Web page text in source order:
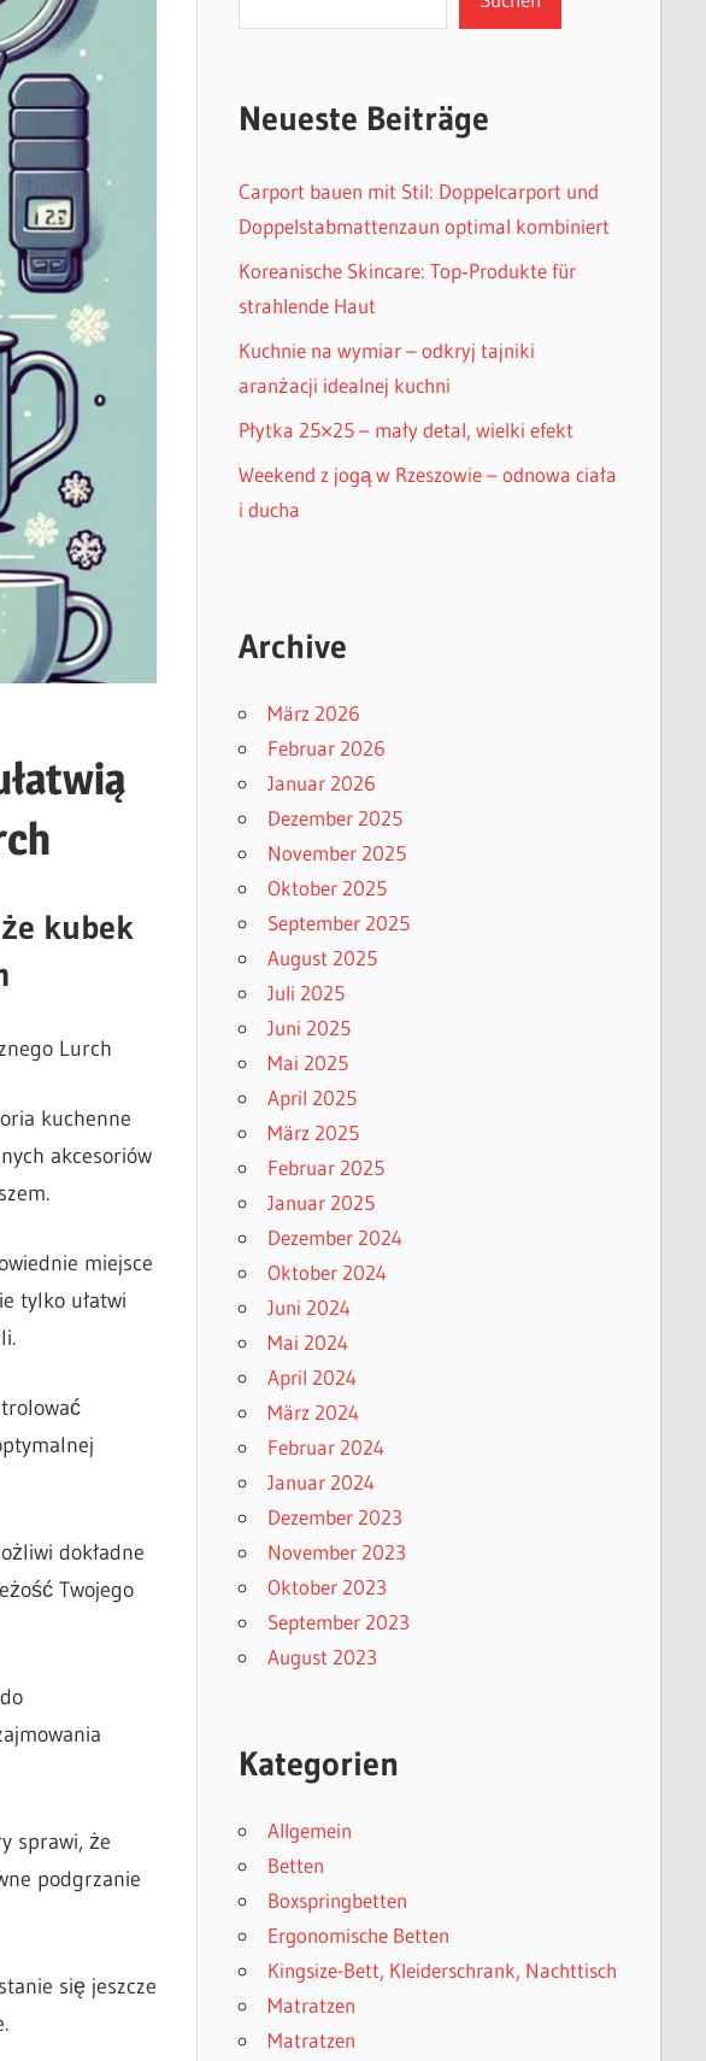
kubek
Lurch
kuchenne
akcesoriów
miejsce
tylko ułatwi
dokładne
Twojego
sprawi, że
podgrzanie
się jeszcze
Neueste Beiträge
Carport bauen mit Stil: Doppelcarport und
Doppelstabmattenzaun optimal kombiniert
Koreanische Skincare: Top‑Produkte für
strahlende Haut
Kuchnie na wymiar – odkryj tajniki
aranżacji idealnej kuchni
Płytka 25×25 – mały detal, wielki efekt
Weekend z jogą w Rzeszowie – odnowa ciała
i ducha
Archive
März 2026
Februar 2026
Januar 2026
Dezember 2025
November 2025
Oktober 2025
September 2025
August 2025
Juli 2025
Juni 2025
Mai 2025
April 2025
März 2025
Februar 2025
Januar 2025
Dezember 2024
Oktober 2024
Juni 2024
Mai 2024
April 2024
März 2024
Februar 2024
Januar 2024
Dezember 2023
November 2023
Oktober 2023
September 2023
August 2023
Kategorien
Allgemein
Betten
Boxspringbetten
Ergonomische Betten
Kingsize-Bett, Kleiderschrank, Nachttisch
Matratzen
Matratzen